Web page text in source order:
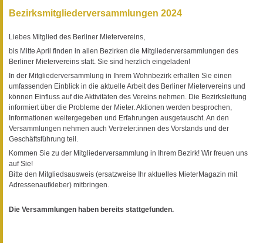
Bezirksmitgliederversammlungen 2024
Liebes Mitglied des Berliner Mietervereins,
bis Mitte April finden in allen Bezirken die Mitgliederversammlungen des
Berliner Mietervereins statt. Sie sind herzlich eingeladen!
In der Mitgliederversammlung in Ihrem Wohnbezirk erhalten Sie einen
umfassenden Einblick in die aktuelle Arbeit des Berliner Mietervereins und
können Einfluss auf die Aktivitäten des Vereins nehmen. Die Bezirksleitung
informiert über die Probleme der Mieter. Aktionen werden besprochen,
Informationen weitergegeben und Erfahrungen ausgetauscht. An den
Versammlungen nehmen auch Vertreter:innen des Vorstands und der
Geschäftsführung teil.
Kommen Sie zu der Mitgliederversammlung in Ihrem Bezirk! Wir freuen uns
auf Sie!
Bitte den Mitgliedsausweis (ersatzweise Ihr aktuelles MieterMagazin mit
Adressenaufkleber) mitbringen.
Die Versammlungen haben bereits stattgefunden.